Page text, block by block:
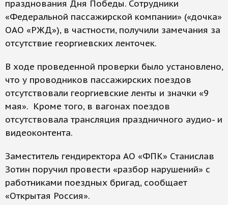
празднования Дня Победы. Сотрудники
«Федеральной пассажирской компании» («дочка»
ОАО «РЖД»), в частности, получили замечания за
отсутствие георгиевских ленточек.
В ходе проведенной проверки было установлено,
что у проводников пассажирских поездов
отсутствовали георгиевские ленты и значки «9
мая». Кроме того, в вагонах поездов
отсутствовала трансляция праздничного аудио- и
видеоконтента.
Заместитель гендиректора АО «ФПК» Станислав
Зотин поручил провести «разбор нарушений» с
работниками поездных бригад, сообщает
«Открытая Россия».